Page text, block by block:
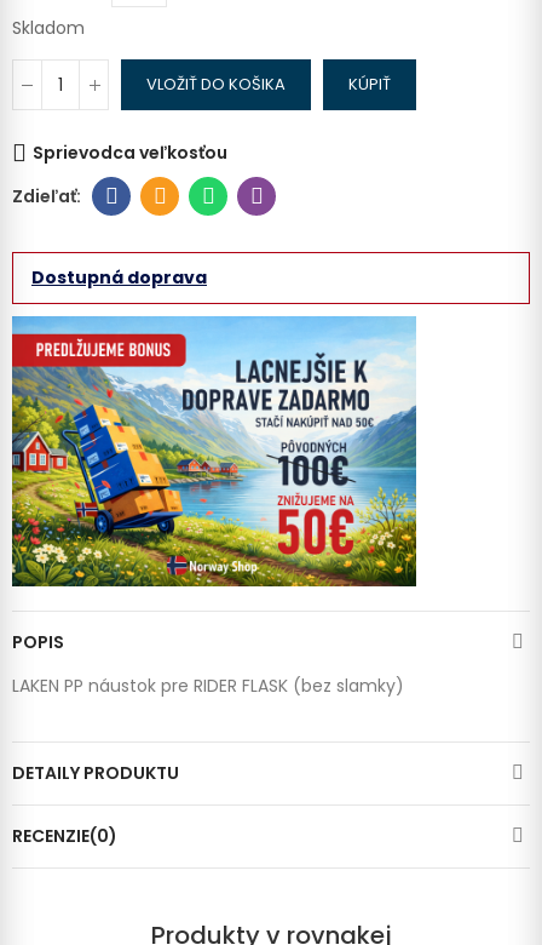
Skladom
VLOŽIŤ DO KOŠIKA KÚPIŤ
Sprievodca veľkosťou
Dostupná doprava
POPIS
LAKEN PP náustok pre RIDER FLASK (bez slamky)
DETAILY PRODUKTU
RECENZIE(0)
Produkty v rovnakej